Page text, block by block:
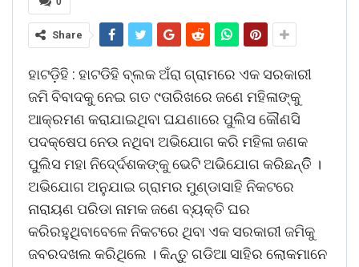
Share
ହାଟଡ଼ିହି : ହାଟଡିହି ବ୍ଲକ ଅଁରା ଗ୍ରାମରେ ଏକ ସରକାରୀ
ଜମି ବିବାଦକୁ ନେଇ ଗତ ୯ତାରିଖରେ ଜଣେ ମହିଳାଙ୍କୁ
ଆକ୍ରମଣ କରାଯାଇଥିବା ଘଯଣାରେ ପୁଲିସ କୌଣସି
ପଦକ୍ଷେପ ନେଉ ନଥିବା ଅଭିଯୋଗ କରି ମହିଳା ଜଣକ
ପୁଲିସ ମହା ନିଦେ୍ର୍ଦଶକଙ୍କୁ ଭେଟି ଅଭିଯୋଗ କରିଛନ୍ତିି ।
ଅଭିଯୋଗ ଅନୁଯାଇ ଗ୍ରାମର ମୁଣ୍ଡାସାହି ନିକଟରେ
ନାରାୟଣ ପରିଡା ନାମକ ଜଣେ ବ୍ୟକ୍ତି ଘର
କରିରହୁଥିବାବେଳେ ନିକଟରେ ଥିବା ଏକ ସରକାରୀ ଜମିକୁ
ଜବରଦଖଲ କରିଥିଲେ । କିନ୍ତୁ ଗଡିଆ ସାହିର ଲୋକମାନେ